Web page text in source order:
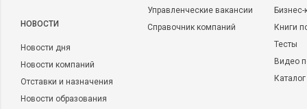
НОВОСТИ
Новости дня
Новости компаний
Отставки и назначения
Новости образования
Управленческие вакансии
Справочник компаний
Книги
Тесты
Видео